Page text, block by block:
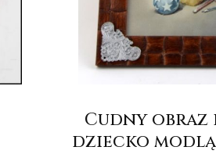
Cudny
dziecko